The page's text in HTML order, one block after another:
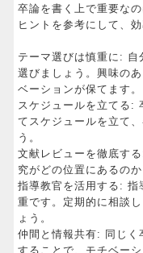
卒論を書く上で重要な
ヒントを参考にして、
テーマ選びは慎重に: 自
選びましょう。興味の
ベーションが保てます。
スケジュールを立てる:
てスケジュールを立て
う。
文献レビューを徹底す
究がどの位置にあるの
指導教官を活用する: 指
重です。定期的に相談
ょう。
仲間と情報共有: 同じく
することで、モチベー